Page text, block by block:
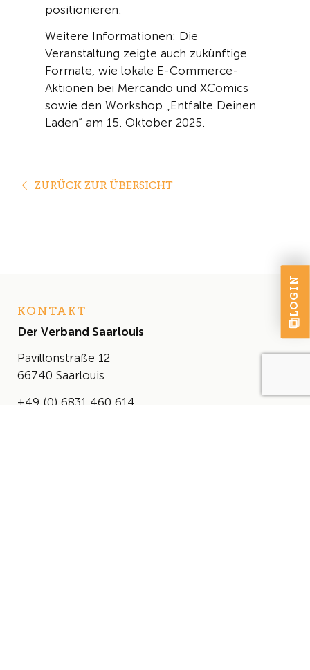
positionieren
Weitere Informationen: Die
Veranstaltung zeigte auch zukünftige
Formate, wie lokale E-Commerce-
Aktionen bei Mercando und XComics
sowie den Workshop „Entfalte Deinen
Laden“ am 15. Oktober 2025.
ZURÜCK ZUR ÜBERSICHT
KONTAKT
Der Verband Saarlouis
Pavillonstraße 12
66740 Saarlouis
+49 (0) 6831 460 614
LOGIN